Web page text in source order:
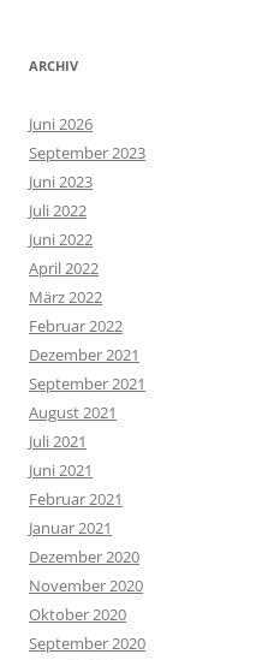
ARCHIV
Juni 2026
September 2023
Juni 2023
Juli 2022
Juni 2022
April 2022
März 2022
Februar 2022
Dezember 2021
September 2021
August 2021
Juli 2021
Juni 2021
Februar 2021
Januar 2021
Dezember 2020
November 2020
Oktober 2020
September 2020